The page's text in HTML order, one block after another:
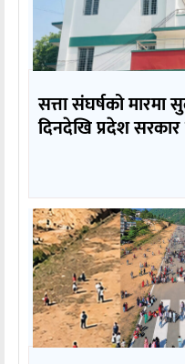
सत्ता संघर्षको मारमा
दिनदेखि प्रदेश सरकार